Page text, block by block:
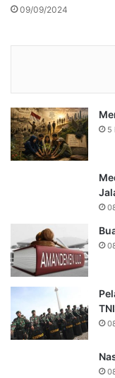
09/09/2024
5